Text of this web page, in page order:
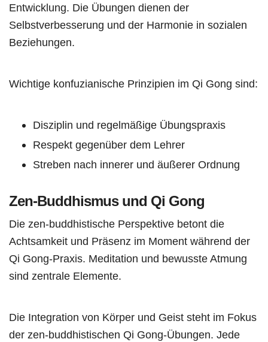
Entwicklung. Die Übungen dienen der
Selbstverbesserung und der Harmonie in sozialen
Beziehungen.
Wichtige konfuzianische Prinzipien im Qi Gong sind:
Disziplin und regelmäßige Übungspraxis
Respekt gegenüber dem Lehrer
Streben nach innerer und äußerer Ordnung
Zen-Buddhismus und Qi Gong
Die zen-buddhistische Perspektive betont die
Achtsamkeit und Präsenz im Moment während der
Qi Gong-Praxis. Meditation und bewusste Atmung
sind zentrale Elemente.
Die Integration von Körper und Geist steht im Fokus
der zen-buddhistischen Qi Gong-Übungen. Jede